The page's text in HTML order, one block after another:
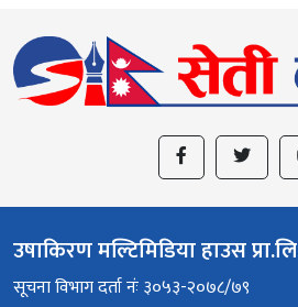
उषाकिरण मल्टिमिडिया हाउस प्रा.लि
सूचना विभाग दर्ता नंः ३०५३-२०७८/७९